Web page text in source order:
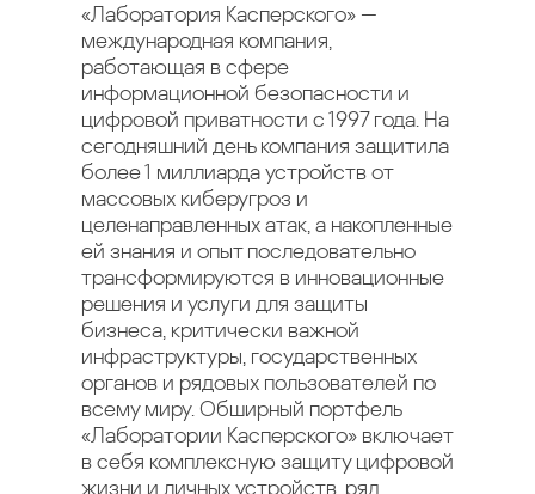
«Лаборатория Касперского» —
международная компания,
работающая в сфере
информационной безопасности и
цифровой приватности с 1997 года. На
сегодняшний день компания защитила
более 1 миллиарда устройств от
массовых киберугроз и
целенаправленных атак, а накопленные
ей знания и опыт последовательно
трансформируются в инновационные
решения и услуги для защиты
бизнеса, критически важной
инфраструктуры, государственных
органов и рядовых пользователей по
всему миру. Обширный портфель
«Лаборатории Касперского» включает
в себя комплексную защиту цифровой
жизни и личных устройств, ряд